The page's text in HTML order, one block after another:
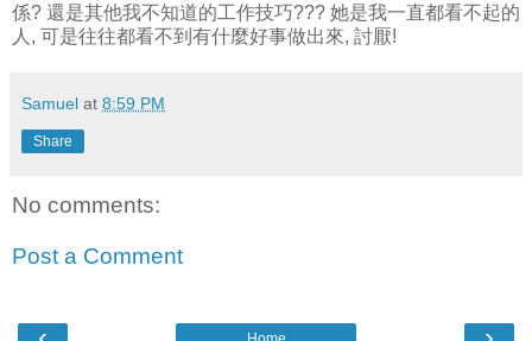
係? 還是其他我不知道的工作技巧??? 她是我一直都看不起的
人, 可是往往都看不到有什麼好事做出來, 討厭!
Samuel at 8:59 PM
Share
No comments:
Post a Comment